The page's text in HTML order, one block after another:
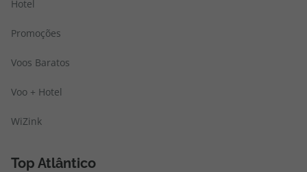
Hotel
Promoções
Voos Baratos
Voo + Hotel
WiZink
Top Atlântico